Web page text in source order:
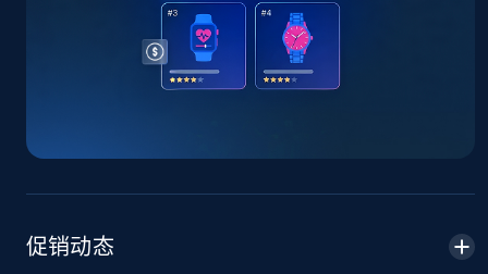
TikTok Shop - discover records by shop url
促销动态